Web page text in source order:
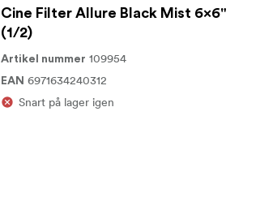
Cine Filter Allure Black Mist 6x6"
(1/2)
Artikel nummer 109954
EAN 6971634240312
Snart på lager igen